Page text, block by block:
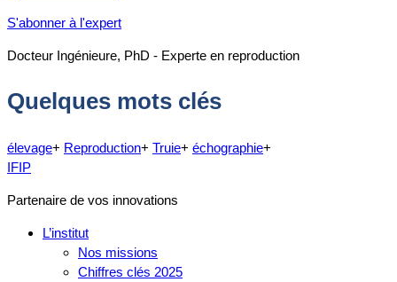
S'abonner à l'expert
Docteur Ingénieure, PhD - Experte en reproduction
Quelques mots clés
élevage+ Reproduction+ Truie+ échographie+
IFIP
Partenaire de vos innovations
L’institut
Nos missions
Chiffres clés 2025